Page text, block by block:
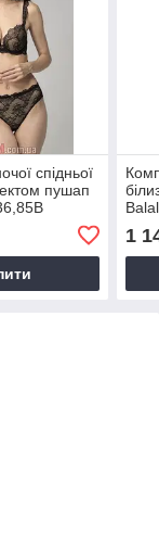
спідньої
пушап
1